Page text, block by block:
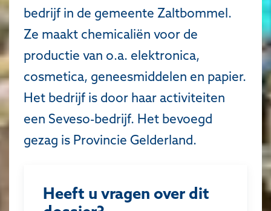
bedrijf in de gemeente Zaltbommel.
Ze maakt chemicaliën voor de
productie van o.a. elektronica,
cosmetica, geneesmiddelen en papier.
Het bedrijf is door haar activiteiten
een Seveso-bedrijf. Het bevoegd
gezag is Provincie Gelderland.
Heeft u vragen over dit